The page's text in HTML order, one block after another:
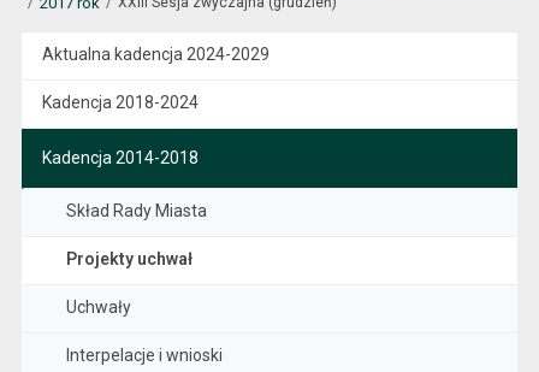
Aktualna kadencja 2024-2029
Kadencja 2018-2024
Kadencja 2014-2018
Skład Rady Miasta
Projekty uchwał
Uchwały
Interpelacje i wnioski